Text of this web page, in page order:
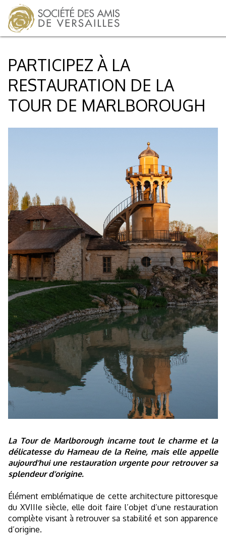
PARTICIPEZ À LA
RESTAURATION DE LA
TOUR DE MARLBOROUGH
La Tour de Marlborough incarne tout le charme et la
délicatesse du Hameau de la Reine, mais elle appelle
aujourd’hui une restauration urgente pour retrouver sa
splendeur d’origine.
Élément emblématique de cette architecture pittoresque
du XVIIIe siècle, elle doit faire l’objet d’une restauration
complète visant à retrouver sa stabilité et son apparence
d’origine.